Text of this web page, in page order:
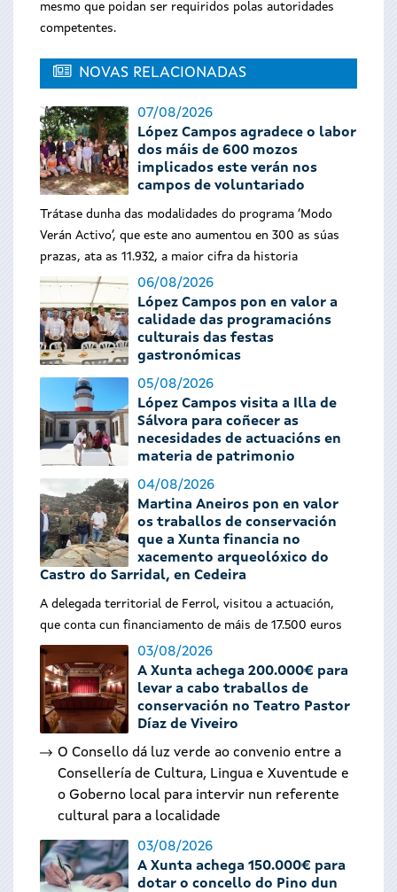
mesmo que poidan ser requiridos polas autoridades
competentes.
NOVAS RELACIONADAS
07/08/2026
López Campos agradece o labor
dos máis de 600 mozos
implicados este verán nos
campos de voluntariado
Trátase dunha das modalidades do programa ‘Modo
Verán Activo’, que este ano aumentou en 300 as súas
prazas, ata as 11.932, a maior cifra da historia
06/08/2026
López Campos pon en valor a
calidade das programacións
culturais das festas
gastronómicas
05/08/2026
López Campos visita a Illa de
Sálvora para coñecer as
necesidades de actuacións en
materia de patrimonio
04/08/2026
Martina Aneiros pon en valor
os traballos de conservación
que a Xunta financia no
xacemento arqueolóxico do
Castro do Sarridal, en Cedeira
A delegada territorial de Ferrol, visitou a actuación,
que conta cun financiamento de máis de 17.500 euros
03/08/2026
A Xunta achega 200.000€ para
levar a cabo traballos de
conservación no Teatro Pastor
Díaz de Viveiro
O Consello dá luz verde ao convenio entre a
Consellería de Cultura, Lingua e Xuventude e
o Goberno local para intervir nun referente
cultural para a localidade
03/08/2026
A Xunta achega 150.000€ para
dotar o concello do Pino dun